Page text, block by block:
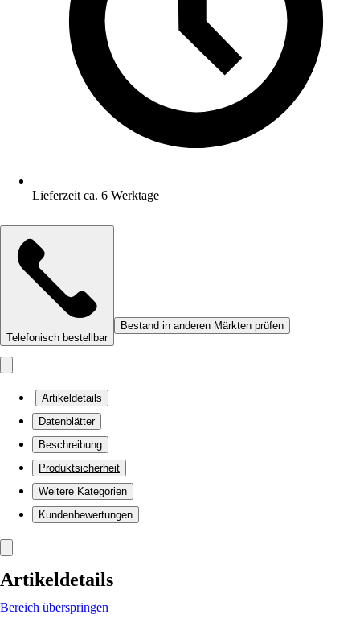
Lieferzeit ca. 6 Werktage
Telefonisch bestellbar
Bestand in anderen Märkten prüfen
Artikeldetails
Datenblätter
Beschreibung
Produktsicherheit
Weitere Kategorien
Kundenbewertungen
Artikeldetails
Bereich überspringen